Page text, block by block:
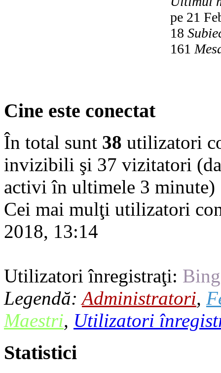
pe 21
18
161
Cine este conectat
În total sunt 38 utilizatori
invizibili şi 37 vizitatori
activi în ultimele 3 minute)
Cei mai mulţi utilizatori
2018, 13:14
Utilizatori înregistraţi:
Legendă:Administratori,
Maestri, Utilizatori
Statistici